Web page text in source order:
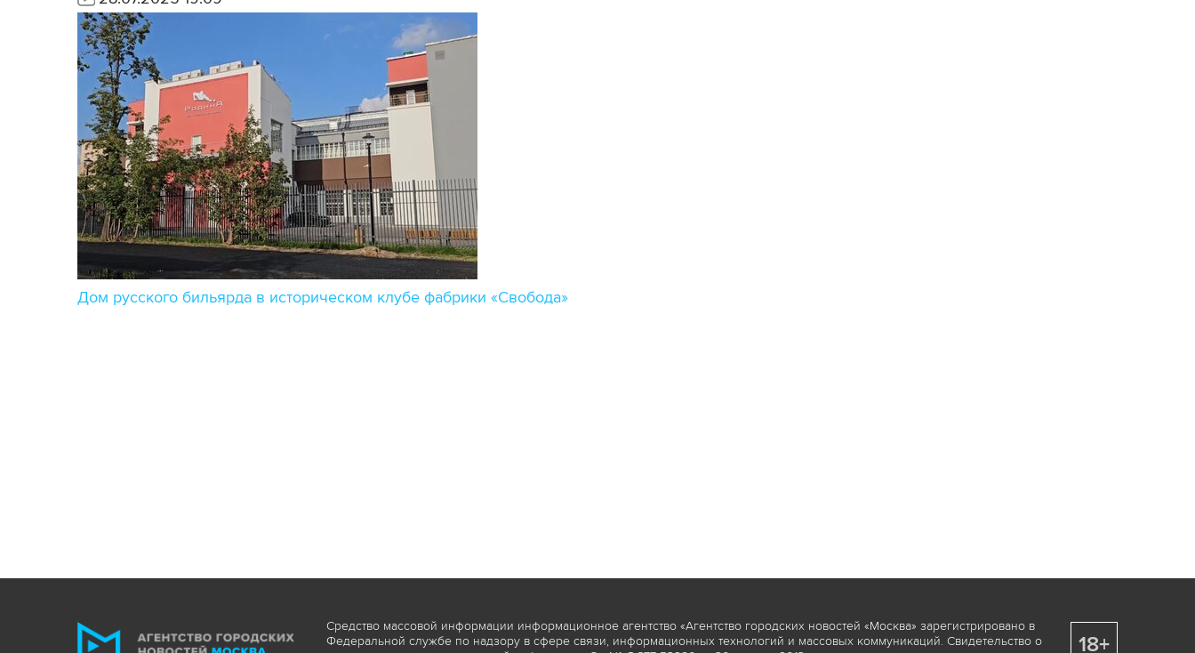
Дом русского бильярда в историческом клубе фабрики «Свобода»
Средство массовой информации информационное агентство «Агентство городских новостей «Москва» зарегистрировано в
Федеральной службе по надзору в сфере связи, информационных технологий и массовых коммуникаций. Свидетельство о
18+